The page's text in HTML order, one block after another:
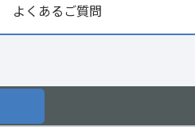
よくあるご質問